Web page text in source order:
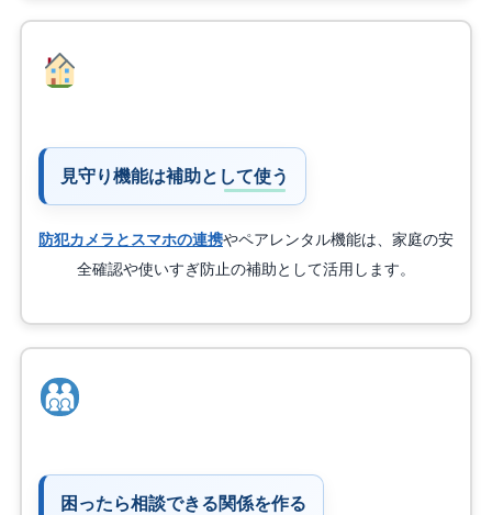
見守り機能は補助として使う
防犯カメラとスマホの連携やペアレンタル機能は、家庭の安
全確認や使いすぎ防止の補助として活用します。
困ったら相談できる関係を作る